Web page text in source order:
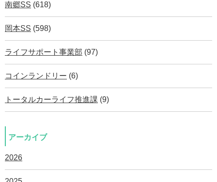
南郷SS (618)
岡本SS (598)
ライフサポート事業部 (97)
コインランドリー (6)
トータルカーライフ推進課 (9)
アーカイブ
2026